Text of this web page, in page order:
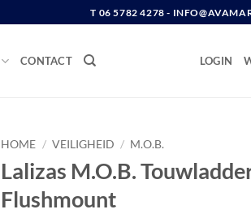
T 06 5782 4278 -
CONTACT LOGIN
HOME / VEILIGHEID / M.O.B.
Lalizas M.O.B.
Flushmount